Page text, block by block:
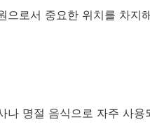
으로서 중요한 위치를 차지
나 명절 음식으로 자주 사용